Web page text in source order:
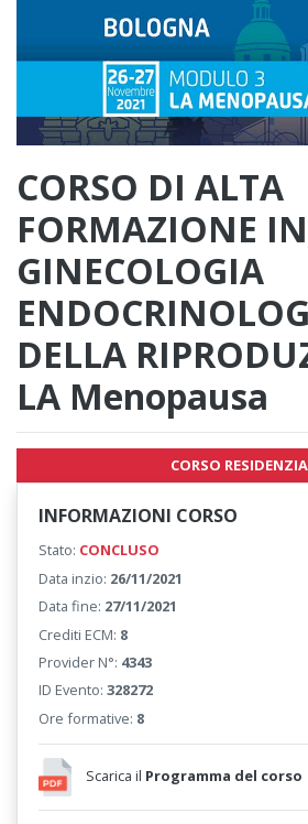
CORSO DI ALTA
FORMAZIONE IN
GINECOLOGIA
DELLA
LA Menopausa
CORSO
INFORMAZIONI CORSO
Stato: CONCLUSO
Data inzio: 26/11/2021
Data fine: 27/11/2021
Crediti ECM: 8
Provider N°: 4343
ID Evento:328272
Ore formative: 8
Scarica il Programma del corso